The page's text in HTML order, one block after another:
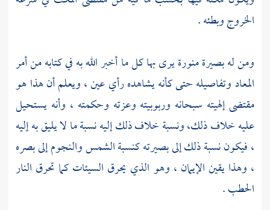
الخروج وبطئه .
ومن له بصيرة منورة يرى بها كل ما أخبر الله به في كتابه من أمر
المعاد وتفاصيله حتى كأنه يشاهده رأي عين ، ويعلم أن هذا هو
مقتضى إلهيته سبحانه وربوبيته وعزته وحكمته ، وأنه يستحيل
عليه خلاف ذلك، ونسبة خلاف ذلك إليه نسبة ما لا يليق به إليه
، فيكون نسبة ذلك إلى بصيرته كنسبة الشمس والنجوم إلى بصره
، وهذا يقين الإيمان ، وهو الذي يحرق السيئات كما تحرق النار
الحطب .